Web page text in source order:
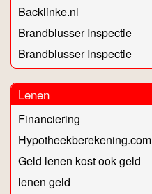
Backlinke.nl
Brandblusser Inspectie
Brandblusser Inspectie
Lenen
Financiering
Hypotheekberekening.com
Geld lenen kost ook geld
lenen geld